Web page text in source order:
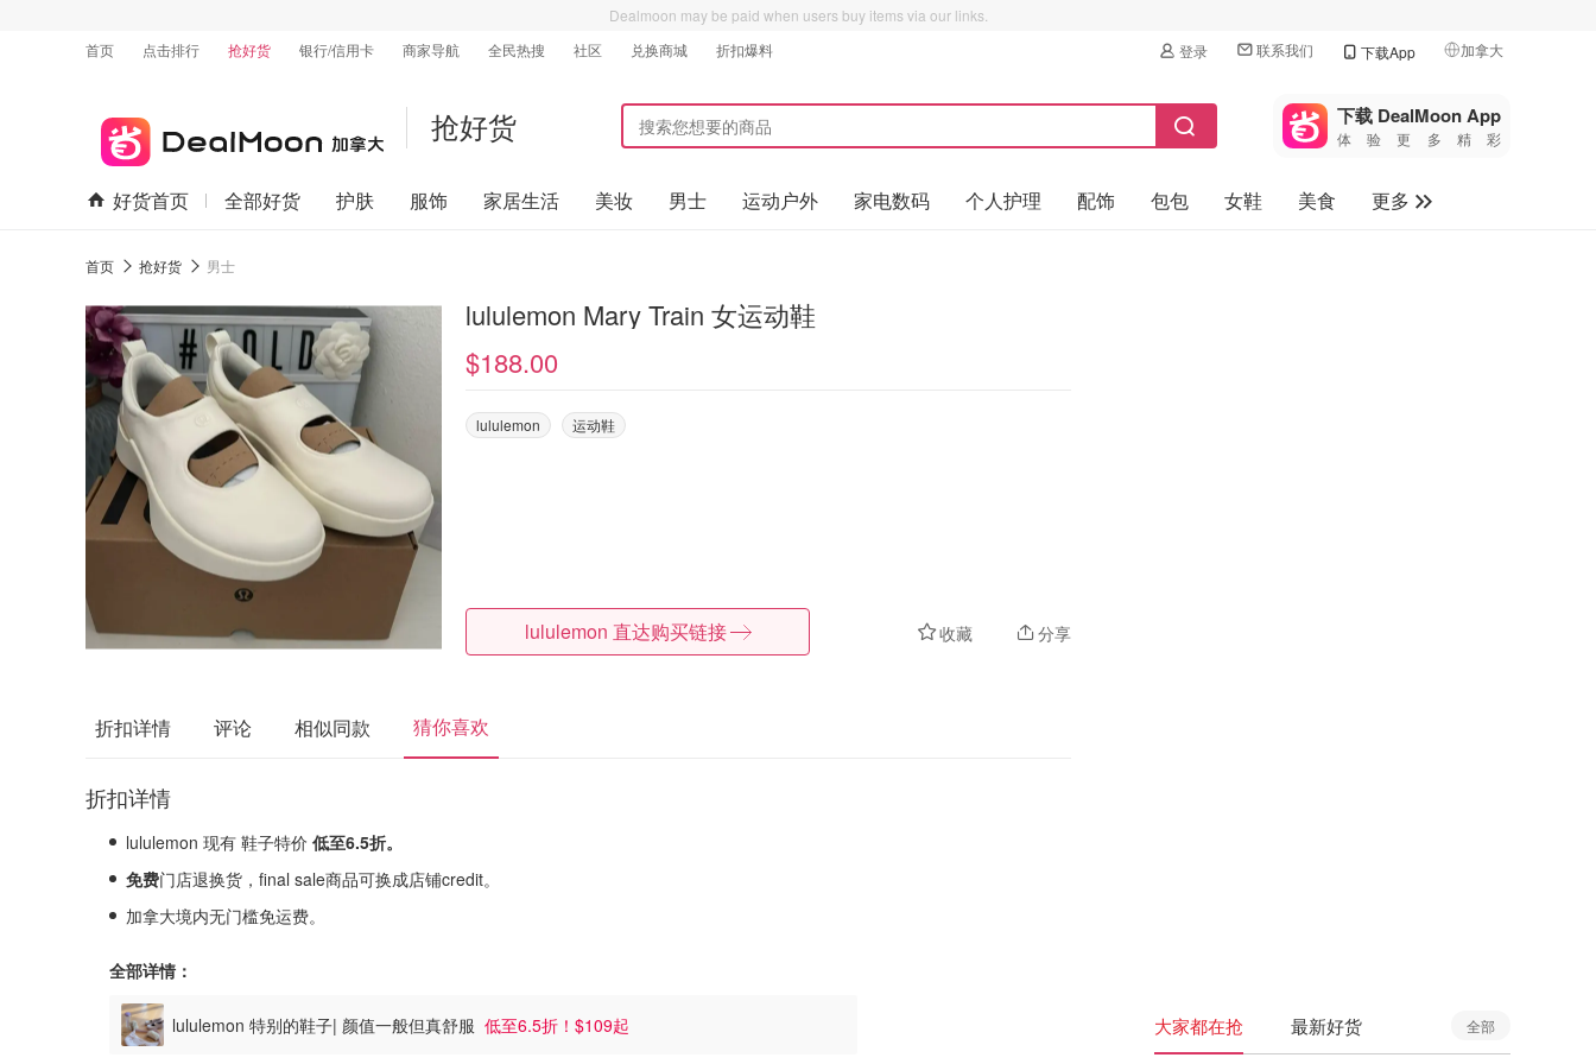
Dealmoon may be paid when users buy items via our links.
首页
点击排行 抢好货 银行/信用卡 商家导航 全民热搜 社区 兑换商城 折扣爆料 登录 联系我们 下载App 加拿大
🇺🇸
美国
🇨🇳中国
🇨🇦加拿大
抢好货 下载 DealMoon App
体验更多精彩
好货首页 全部好货 护肤 服饰 家居生活 美妆 男士 运动户外 家电数码 个人护理 配饰 包包 女鞋 美食
更多
首页 抢好货 男士
lululemon Mary Train 女运动鞋
$188.00
lululemon 运动鞋
收藏 分享
lululemon 直达购买链接
折扣详情 评论 相似同款 猜你喜欢
折扣详情
lululemon 现有 鞋子特价 低至6.5折。
免费门店退换货，final sale商品可换成店铺credit。
加拿大境内无门槛免运费。
全部详情：
lululemon 特别的鞋子| 颜值一般但真舒服 低至6.5折！$109起 大家都在抢 最新好货 全部